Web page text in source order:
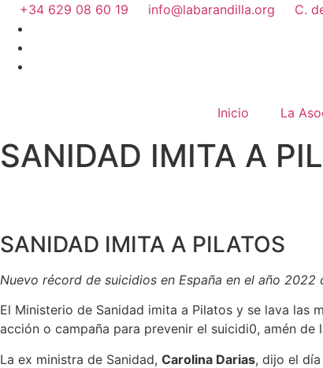
+34 629 08 60 19 info@labarandilla.org C.
Inicio La
SANIDAD IMITA A
SANIDAD IMITA A PILATOS
Nuevo récord de suicidios en España en el año
El Ministerio de Sanidad imita a Pilatos y se lava las
acción o campaña para prevenir el suicidi0, amén
La ex ministra de Sanidad, Carolina Darias, dijo el